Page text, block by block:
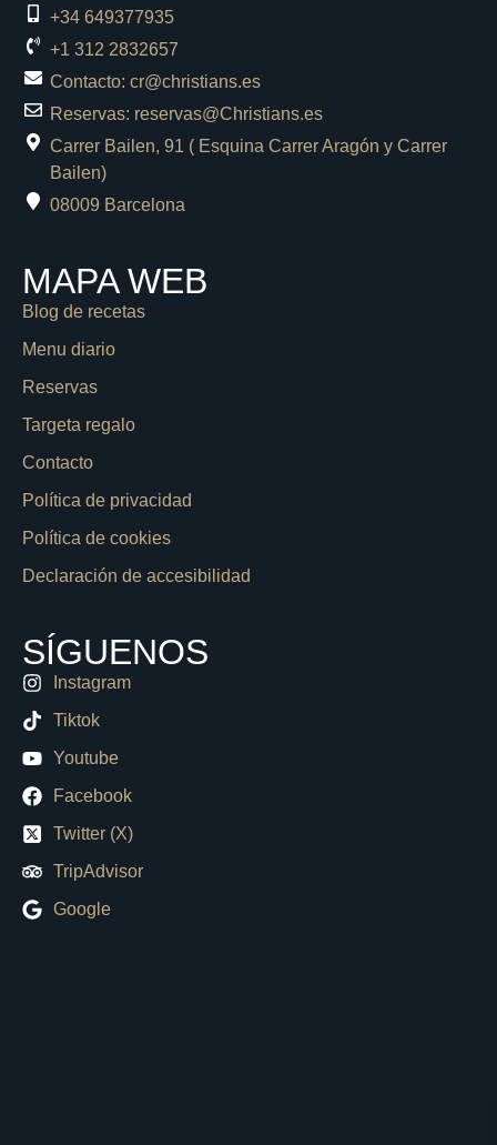
+34 649377935
+1 312 2832657
Contacto: cr@christians.es
Reservas: reservas@Christians.es
Carrer Bailen, 91 ( Esquina Carrer Aragón y Carrer
Bailen)
08009 Barcelona
SÍGUENOS
Instagram
Tiktok
Youtube
Facebook
Twitter (X)
TripAdvisor
Google
MAPA WEB
Blog de recetas
Menu diario
Reservas
Targeta regalo
Contacto
Política de privacidad
Política de cookies
Declaración de accesibilidad